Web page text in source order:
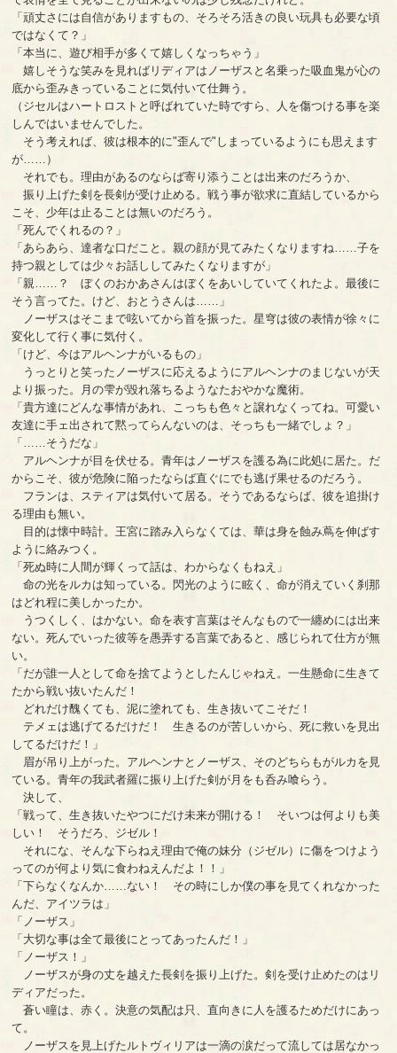
「頑丈さには自信がありますもの、そろそろ活きの良い玩具も必要な頃
ではなくて？」
「本当に、遊び相手が多くて嬉しくなっちゃう」
嬉しそうな笑みを見ればリディアはノーザスと名乗った吸血鬼が心の
底から歪みきっていることに気付いて仕舞う。
（ジセルはハートロストと呼ばれていた時ですら、人を傷つける事を楽
しんではいませんでした。
そう考えれば、彼は根本的に"歪んで"しまっているようにも思えます
が……）
それでも。理由があるのならば寄り添うことは出来のだろうか、
振り上げた剣を長剣が受け止める。戦う事が欲求に直結しているから
こそ、少年は止ることは無いのだろう。
「死んでくれるの？」
「あらあら、達者な口だこと。親の顔が見てみたくなりますね……子を
持つ親としては少々お話ししてみたくなりますが」
「親……？ ぼくのおかあさんはぼくをあいしていてくれたよ。最後に
そう言ってた。けど、おとうさんは……」
ノーザスはそこまで呟いてから首を振った。星穹は彼の表情が徐々に
変化して行く事に気付く。
「けど、今はアルヘンナがいるもの」
うっとりと笑ったノーザスに応えるようにアルヘンナのまじないが天
より振った。月の雫が毀れ落ちるようなたおやかな魔術。
「貴方達にどんな事情があれ、こっちも色々と譲れなくってね。可愛い
友達に手ェ出されて黙ってらんないのは、そっちも一緒でしょ？」
「……そうだな」
アルヘンナが目を伏せる。青年はノーザスを護る為に此処に居た。だ
からこそ、彼が危険に陥ったならば直ぐにでも逃げ果せるのだろう。
フランは、スティアは気付いて居る。そうであるならば、彼を追掛け
る理由も無い。
目的は懐中時計。王宮に踏み入らなくては、華は身を蝕み蔦を伸ばす
ように絡みつく。
「死ぬ時に人間が輝くって話は、わからなくもねえ」
命の光をルカは知っている。閃光のように眩く、命が消えていく刹那
はどれ程に美しかったか。
うつくしく、はかない。命を表す言葉はそんなもので一纏めには出来
ない。死んでいった彼等を愚弄する言葉であると、感じられて仕方が無
い。
「だが誰一人として命を捨てようとしたんじゃねえ。一生懸命に生きて
たから戦い抜いたんだ！
どれだけ醜くても、泥に塗れても、生き抜いてこそだ！
テメェは逃げてるだけだ！ 生きるのが苦しいから、死に救いを見出
してるだけだ！」
眉が吊り上がった。アルヘンナとノーザス、そのどちらもがルカを見
ている。青年の我武者羅に振り上げた剣が月をも呑み喰らう。
決して、
「戦って、生き抜いたやつにだけ未来が開ける！ そいつは何よりも美
しい！ そうだろ、ジゼル！
それにな、そんな下らねえ理由で俺の妹分（ジゼル）に傷をつけよう
ってのが何より気に食わねえんだよ！！」
「下らなくなんか……ない！ その時にしか僕の事を見てくれなかった
んだ、アイツラは」
「ノーザス」
「大切な事は全て最後にとってあったんだ！」
「ノーザス！」
ノーザスが身の丈を越えた長剣を振り上げた。剣を受け止めたのはリ
ディアだった。
蒼い瞳は、赤く。決意の気配は只、直向きに人を護るためだけにあっ
て。
ノーザスを見上げたルトヴィリアは一滴の涙だって流しては居なかっ